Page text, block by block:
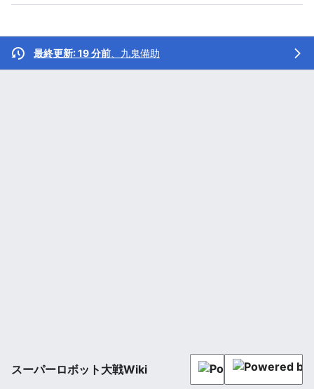
最終更新: 19 分前 九鬼備助
スーパーロボット大戦Wiki